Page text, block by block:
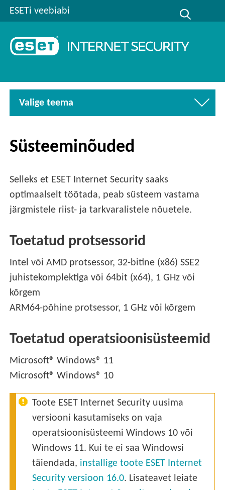
ESETi veebiabi
Valige teema
Süsteeminõuded
Selleks et ESET Internet Security saaks
optimaalselt töötada, peab süsteem vastama
järgmistele riist- ja tarkvaralistele nõuetele.
Toetatud protsessorid
Intel või AMD protsessor, 32-bitine (x86) SSE2
juhistekomplektiga või 64bit (x64), 1 GHz või
kõrgem
ARM64-põhine protsessor, 1 GHz või kõrgem
Toetatud operatsioonisüsteemid
Microsoft® Windows® 11
Microsoft® Windows® 10
Toote ESET Internet Security uusima
versiooni kasutamiseks on vaja
operatsioonisüsteemi Windows 10 või
Windows 11. Kui te ei saa Windowsi
täiendada, installige toote ESET Internet
Security versioon 16.0. Lisateavet leiate